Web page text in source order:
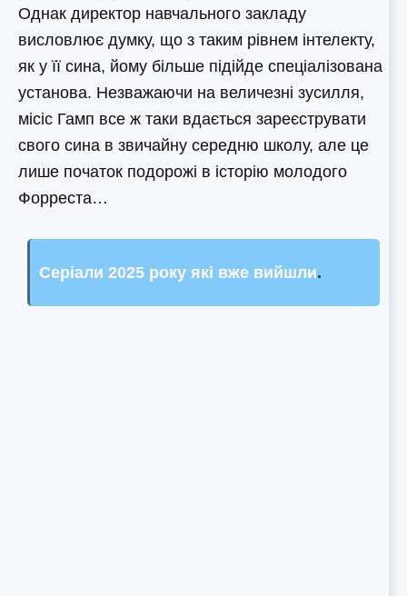
Однак директор навчального закладу
висловлює думку, що з таким рівнем інтелекту,
як у її сина, йому більше підійде спеціалізована
установа. Незважаючи на величезні зусилля,
місіс Гамп все ж таки вдається зареєструвати
свого сина в звичайну середню школу, але це
лише початок подорожі в історію молодого
Форреста…
Серіали 2025 року які вже вийшли.